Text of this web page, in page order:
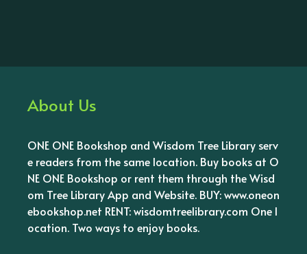
About Us
ONE ONE Bookshop and Wisdom Tree Library serv
e readers from the same location. Buy books at O
NE ONE Bookshop or rent them through the Wisd
om Tree Library App and Website. BUY: www.oneon
ebookshop.net RENT: wisdomtreelibrary.com One l
ocation. Two ways to enjoy books.